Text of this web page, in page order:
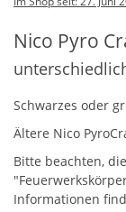
Nico Pyro
Schwarzes oder
Ältere Nico
Bitte beachten,
Informationen